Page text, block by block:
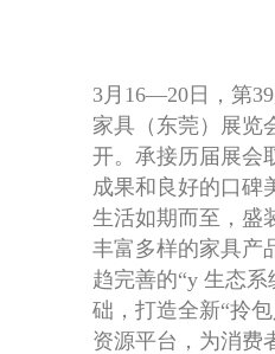
3月16—20日，第
家具（东莞）展览
开。承接历届展会
成果和良好的口碑
生活如期而至，盛
丰富多样的家具产
趋完善的“y 生态系
础，打造全新“拎
资源平台，为消费